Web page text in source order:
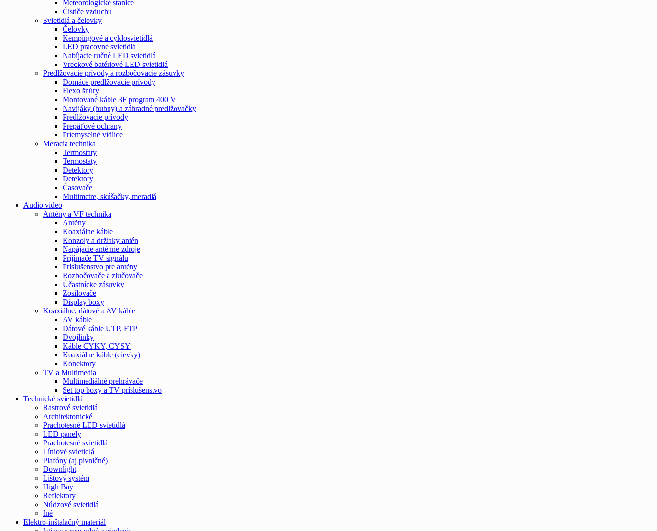
Meteorologické stanice
Čističe vzduchu
Svietidlá a čelovky
Čelovky
Kempingové a cyklosvietidlá
LED pracovné svietidlá
Nabíjacie ručné LED svietidlá
Vreckové batériové LED svietidlá
Predlžovacie prívody a rozbočovacie zásuvky
Domáce predlžovacie prívody
Flexo šnúry
Montované káble 3F program 400 V
Navijáky (bubny) a záhradné predlžovačky
Predlžovacie prívody
Prepäťové ochrany
Priemyselné vidlice
Meracia technika
Termostaty
Termostaty
Detektory
Detektory
Časovače
Multimetre, skúšačky, meradlá
Audio video
Antény a VF technika
Antény
Koaxiálne káble
Konzoly a držiaky antén
Napájacie anténne zdroje
Prijímače TV signálu
Príslušenstvo pre antény
Rozbočovače a zlučovače
Účastnícke zásuvky
Zosilovače
Display boxy
Koaxiálne, dátové a AV káble
AV káble
Dátové káble UTP, FTP
Dvojlinky
Káble CYKY, CYSY
Koaxiálne káble (cievky)
Konektory
TV a Multimedia
Multimediálné prehrávače
Set top boxy a TV príslušenstvo
Technické svietidlá
Rastrové svietidlá
Architektonické
Prachotesné LED svietidlá
LED panely
Prachotesné svietidlá
Líniové svietidlá
Plafóny (aj pivničné)
Downlight
Lištový systém
High Bay
Reflektory
Núdzové svietidlá
Iné
Elektro-inštalačný materiál